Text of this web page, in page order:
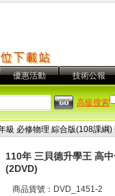
優惠活動 技術公報
高級搜索
級 必修物理 綜合版(108課
110年 三貝德升學王 高
(2DVD)
商品貨號：DVD_1451-2